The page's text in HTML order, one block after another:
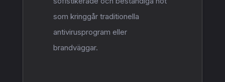
som kringgår traditionella
antivirusprogram eller
brandväggar.